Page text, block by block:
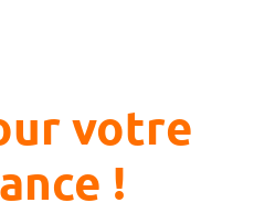
votre
!